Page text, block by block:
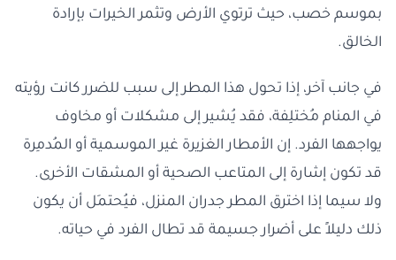
بموسم خصب، حيث ترتوي الأرض وتثمر الخيرات بإرادة
الخالق.
في جانب آخر، إذا تحول هذا المطر إلى سبب للضرر كانت رؤيته
في المنام مُختلِفة، فقد يُشير إلى مشكلات أو مخاوف
يواجهها الفرد. إن الأمطار الغزيرة غير الموسمية أو المُدمِرة
قد تكون إشارة إلى المتاعب الصحية أو المشقات الأخرى.
ولا سيما إذا اخترق المطر جدران المنزل، فيُحتمَل أن يكون
ذلك دليلاً على أضرار جسيمة قد تطال الفرد في حياته.